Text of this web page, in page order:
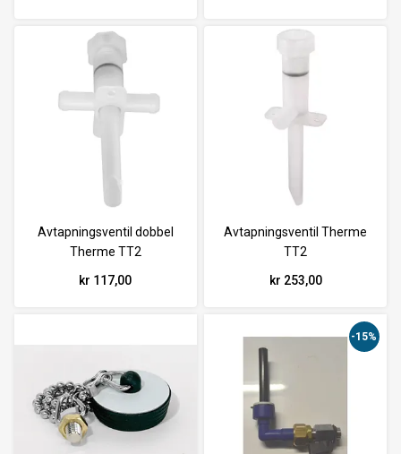
Avtapningsventil dobbel
Therme TT2
kr 117,00
Avtapningsventil Therme
TT2
kr 253,00
-15%